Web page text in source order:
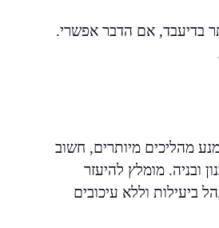
בדיעבד, אם הדבר אפשרי.
מהליכים מיותרים, חשוב
ובניה. מומלץ להיעזר
ביעילות וללא עיכובים